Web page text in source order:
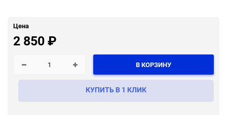
Цена
2 850₽
В КОРЗИНУ
КУПИТЬ В 1 КЛИК